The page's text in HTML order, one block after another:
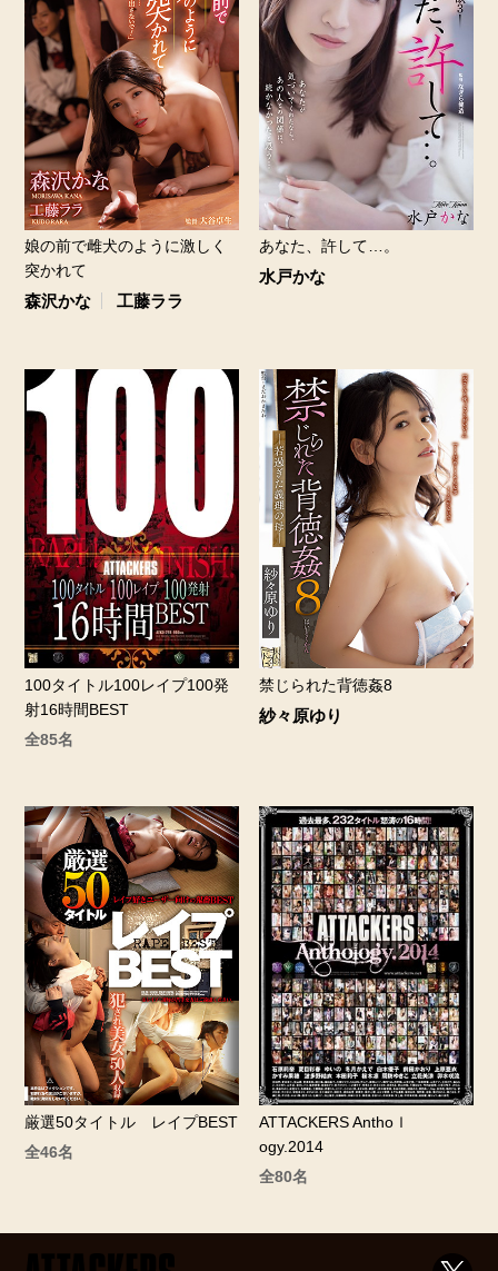
娘の前で雌犬のように激しく
突かれて
森沢かな 工藤ララ
あなた、許して…。
水戸かな
100タイトル100レイプ100発
射16時間BEST
全85名
禁じられた背徳姦8
紗々原ゆり
厳選50タイトル レイプBEST
全46名
ATTACKERS Anthoｌ
ogy.2014
全80名